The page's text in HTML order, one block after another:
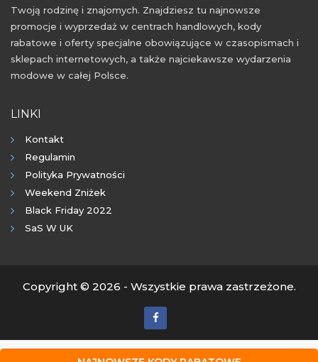
Twoją rodzinę i znajomych. Znajdziesz tu najnowsze
promocje i wyprzedaż w centrach handlowych, kody
rabatowe i oferty specjalne obowiązujące w czasopismach i
sklepach internetowych, a także najciekawsze wydarzenia
modowe w całej Polsce.
LINKI
Kontakt
Regulamin
Polityka Prywatności
Weekend Zniżek
Black Friday 2022
SaS W UK
Copyright © 2026 - Wszystkie prawa zastrzeżone.